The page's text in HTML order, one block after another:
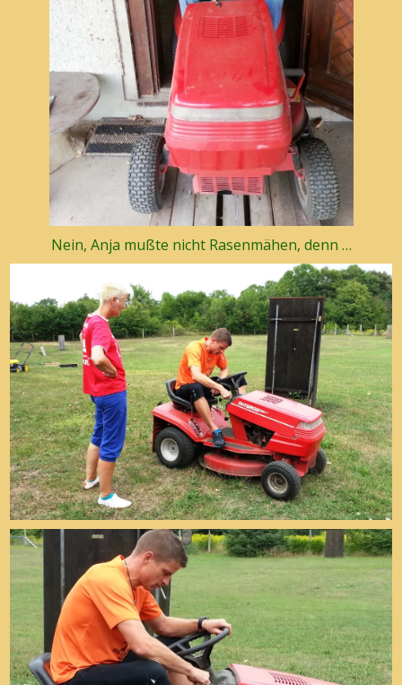
Nein, Anja mußte nicht Rasenmähen, denn …